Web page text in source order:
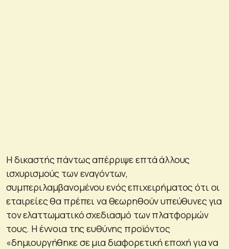
Η δικαστής πάντως απέρριψε επτά άλλους
ισχυρισμούς των εναγόντων,
συμπεριλαμβανομένου ενός επιχειρήματος ότι οι
εταιρείες θα πρέπει να θεωρηθούν υπεύθυνες για
τον ελαττωματικό σχεδιασμό των πλατφορμών
τους. Η έννοια της ευθύνης προϊόντος
«δημιουργήθηκε σε μια διαφορετική εποχή για να